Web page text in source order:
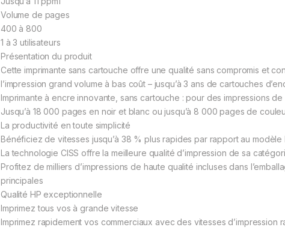
Volume de pages
400 à 800
1 à 3 utilisateurs
Présentation du produit
Cette imprimante sans cartouche offre une qualité sans compromis et
l’impression grand volume à bas coût – jusqu’à 3 ans de cartouches
Imprimante à encre innovante, sans cartouche : pour des impressions
Jusqu’à 18 000 pages en noir et blanc ou jusqu’à 8 000 pages de
La productivité en toute simplicité
Bénéficiez de vitesses jusqu’à 38 % plus rapides par rapport au modèle
La technologie CISS offre la meilleure qualité d’impression de sa
Profitez de milliers d’impressions de haute qualité incluses dans
principales
Qualité HP exceptionnelle
Imprimez tous vos à grande vitesse
Imprimez rapidement vos commerciaux avec des vitesses d’impression